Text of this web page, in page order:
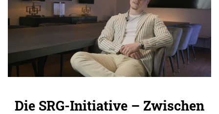
Die SRG-Initiative – Zwischen